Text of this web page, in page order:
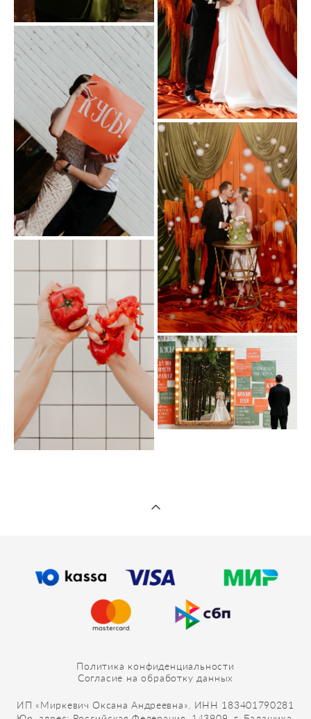
Политика конфиденциальности
Согласие на обработку данных
ИП «Миркевич Оксана Андреевна». ИНН 183401790281